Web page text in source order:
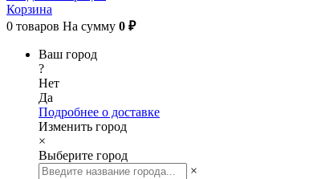
Корзина
0 товаров На сумму 0 ₽
Ваш город
?
Нет
Да
Подробнее о доставке
Изменить город
×
Выберите город
×